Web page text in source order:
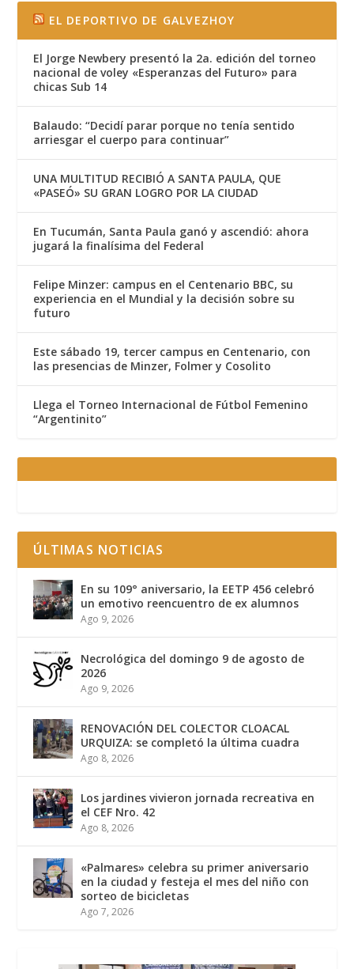
EL DEPORTIVO DE GALVEZHOY
El Jorge Newbery presentó la 2a. edición del torneo
nacional de voley «Esperanzas del Futuro» para
chicas Sub 14
Balaudo: “Decidí parar porque no tenía sentido
arriesgar el cuerpo para continuar”
UNA MULTITUD RECIBIÓ A SANTA PAULA, QUE
«PASEÓ» SU GRAN LOGRO POR LA CIUDAD
En Tucumán, Santa Paula ganó y ascendió: ahora
jugará la finalísima del Federal
Felipe Minzer: campus en el Centenario BBC, su
experiencia en el Mundial y la decisión sobre su
futuro
Este sábado 19, tercer campus en Centenario, con
las presencias de Minzer, Folmer y Cosolito
Llega el Torneo Internacional de Fútbol Femenino
“Argentinito”
ÚLTIMAS NOTICIAS
En su 109° aniversario, la EETP 456 celebró
un emotivo reencuentro de ex alumnos
Ago 9, 2026
Necrológica del domingo 9 de agosto de
2026
Ago 9, 2026
RENOVACIÓN DEL COLECTOR CLOACAL
URQUIZA: se completó la última cuadra
Ago 8, 2026
Los jardines vivieron jornada recreativa en
el CEF Nro. 42
Ago 8, 2026
«Palmares» celebra su primer aniversario
en la ciudad y festeja el mes del niño con
sorteo de bicicletas
Ago 7, 2026